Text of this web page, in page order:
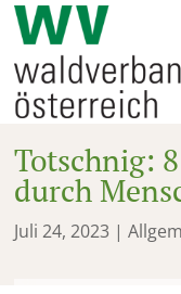
Totschnig:
durch
Juli 24, 2023 |